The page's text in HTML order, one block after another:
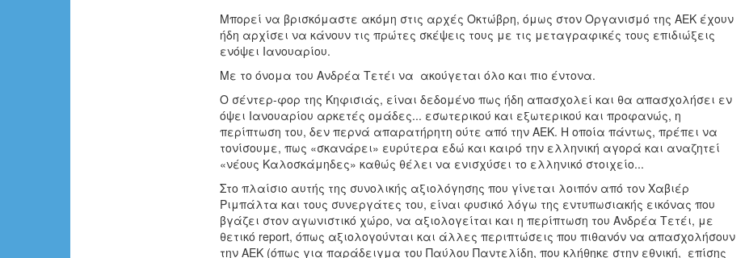
Μπορεί να βρισκόμαστε ακόμη στις αρχές Οκτώβρη, όμως στον Οργανισμό της ΑΕΚ έχουν
ήδη αρχίσει να κάνουν τις πρώτες σκέψεις τους με τις μεταγραφικές τους επιδιώξεις
ενόψει Ιανουαρίου.
Με το όνομα του Ανδρέα Τετέι να ακούγεται όλο και πιο έντονα.
Ο σέντερ-φορ της Κηφισιάς, είναι δεδομένο πως ήδη απασχολεί και θα απασχολήσει εν
όψει Ιανουαρίου αρκετές ομάδες... εσωτερικού και εξωτερικού και προφανώς, η
περίπτωση του, δεν περνά απαρατήρητη ούτε από την ΑΕΚ. Η οποία πάντως, πρέπει να
τονίσουμε, πως «σκανάρει» ευρύτερα εδώ και καιρό την ελληνική αγορά και αναζητεί
«νέους Καλοσκάμηδες» καθώς θέλει να ενισχύσει το ελληνικό στοιχείο...
Στο πλαίσιο αυτής της συνολικής αξιολόγησης που γίνεται λοιπόν από τον Χαβιέρ
Ριμπάλτα και τους συνεργάτες του, είναι φυσικό λόγω της εντυπωσιακής εικόνας που
βγάζει στον αγωνιστικό χώρο, να αξιολογείται και η περίπτωση του Ανδρέα Τετέι, με
θετικό report, όπως αξιολογούνται και άλλες περιπτώσεις που πιθανόν να απασχολήσουν
την ΑΕΚ (όπως για παράδειγμα του Παύλου Παντελίδη, που κλήθηκε στην εθνική, επίσης